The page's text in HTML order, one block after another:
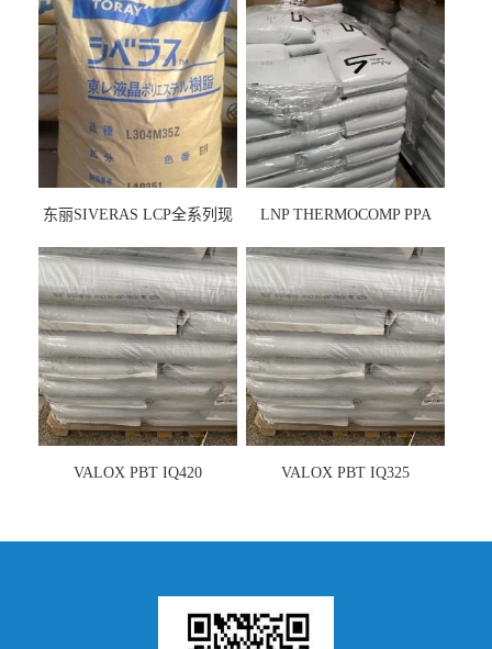
东丽SIVERAS LCP全系列现
LNP THERMOCOMP PPA
VALOX PBT IQ420 VALOX PBT IQ325